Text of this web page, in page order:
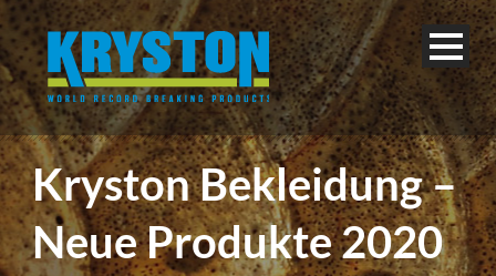
Kryston Bekleidung –
Neue Produkte 2020